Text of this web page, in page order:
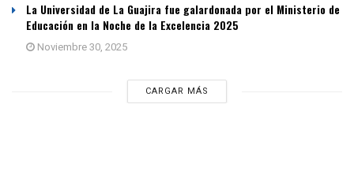
La Universidad de La Guajira fue galardonada por el Ministerio de
Educación en la Noche de la Excelencia 2025
Noviembre 30, 2025
CARGAR MÁS